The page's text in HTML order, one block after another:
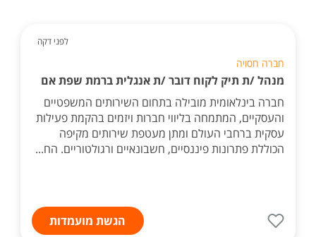
לפני דקה
חברה חסויה
מנהל /ת תיק לקוח דובר /ת אנגלית ברמת שפת אם
חברה בינלאומית מובילה בתחום השירותים המשפטיים
והעסקיים, המתמחה בליווי חברות ויזמים בהקמת פעילות
עסקית ברחבי העולם ומתן מעטפת שירותים מקיפה
הכוללת פתרונות פיננסיים, חשבונאיים ורגולטוריים. הח...
הגשת מועמדות